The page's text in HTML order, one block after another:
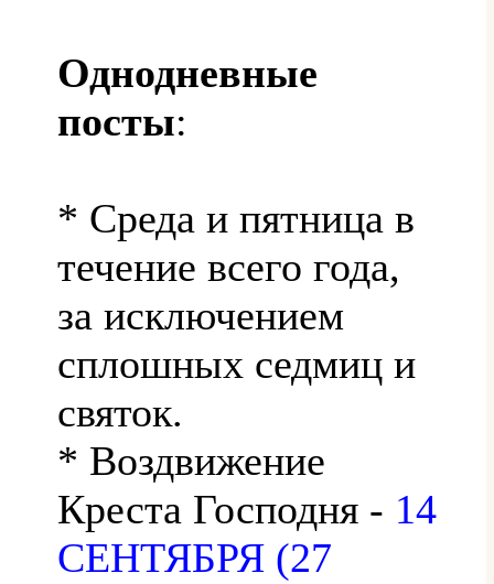
Однодневные
посты:
* Среда и пятница в
течение всего года,
за исключением
сплошных седмиц и
святок.
* Воздвижение
Креста Господня - 14
СЕНТЯБРЯ (27